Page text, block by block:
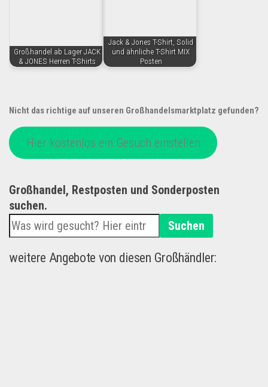
Großhandel ab Lager JACK
& JONES Herren T-Shirts
Jack & Jones T-Shirt, Solid
und ähnliche T-Shirt MIX
Posten
Nicht das richtige auf unseren Großhandelsmarktplatz gefunden?
Hier kostenlos ein Gesuch einstellen
Großhandel, Restposten und Sonderposten
suchen.
Suchen
weitere Angebote von diesen Großhändler: